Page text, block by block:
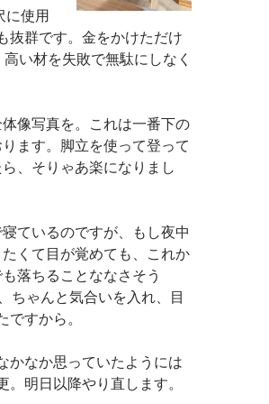
に使用
抜群です。金をかけただけ
い材を失敗で無駄にしなく
像写真を。これは一番下の
ます。脚立を使って登って
、そりゃあ楽になりまし
ているのですが、もし夜中
くて目が覚めても、これか
落ちることななさそう
ちゃんと気合いを入れ、目
すから。
かなか思っていたようには
明日以降やり直します。